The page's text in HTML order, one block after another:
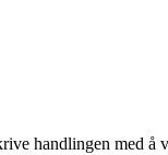
handlingen med å